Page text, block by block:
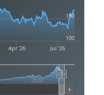
Apr '26 Jul '26
2020
100
150